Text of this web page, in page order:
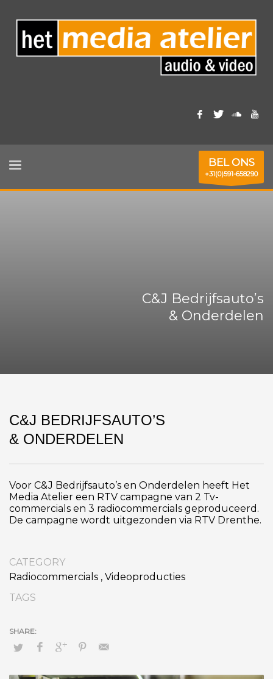
BEL ONS
+31(0)591-658290
C&J Bedrijfsauto’s
& Onderdelen
C&J BEDRIJFSAUTO’S
& ONDERDELEN
Voor C&J Bedrijfsauto’s en Onderdelen heeft Het
Media Atelier een RTV campagne van 2 Tv-
commercials en 3 radiocommercials geproduceerd.
De campagne wordt uitgezonden via RTV Drenthe.
CATEGORY
Radiocommercials , Videoproducties
TAGS